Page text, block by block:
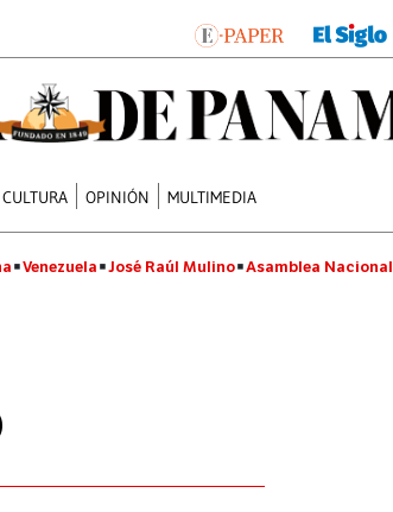
OPINIÓN MULTIMEDIA
Venezuela José Raúl Mulino Asamblea Nacional